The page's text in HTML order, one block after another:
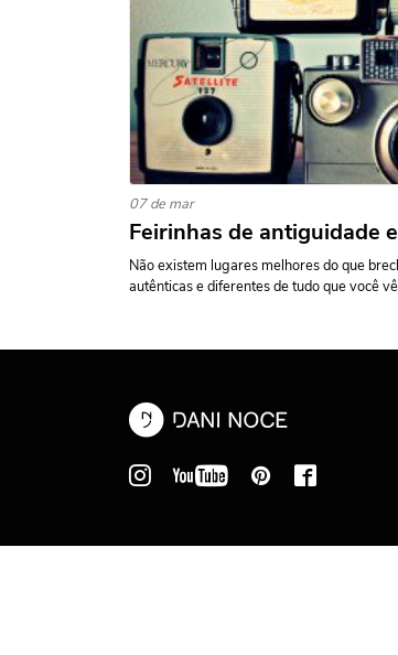
07 de mar
Feirinhas de antiguidade
Não existem lugares melhores do que
autênticas e diferentes de tudo que você